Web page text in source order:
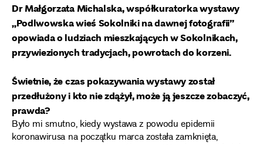
Dr Małgorzata Michalska, współkuratorka wystawy
„Podlwowska wieś Sokolniki na dawnej fotografii”
opowiada o ludziach mieszkających w Sokolnikach,
przywiezionych tradycjach, powrotach do korzeni.
Świetnie, że czas pokazywania wystawy został
przedłużony i kto nie zdążył, może ją jeszcze zobaczyć,
prawda?
Było mi smutno, kiedy wystawa z powodu epidemii
koronawirusa na początku marca została zamknięta,